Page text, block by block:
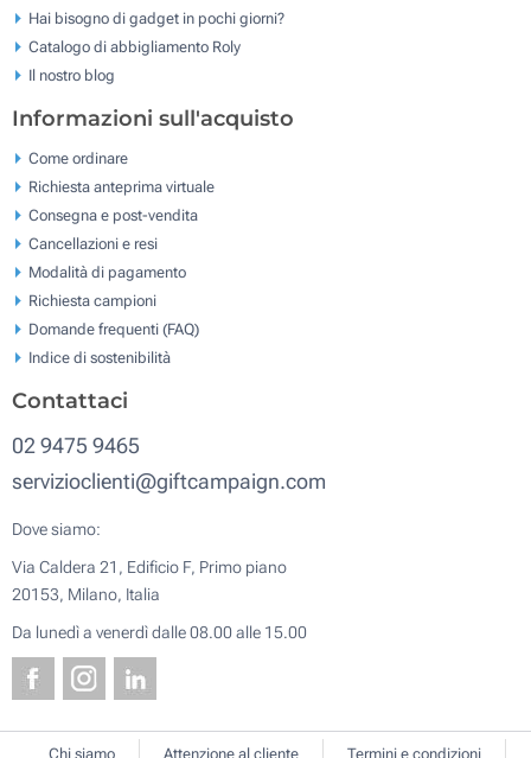
Hai bisogno di gadget in pochi giorni?
Catalogo di abbigliamento Roly
Il nostro blog
Informazioni sull'acquisto
Come ordinare
Richiesta anteprima virtuale
Consegna e post-vendita
Cancellazioni e resi
Modalità di pagamento
Richiesta campioni
Domande frequenti (FAQ)
Indice di sostenibilità
Contattaci
02 9475 9465
servizioclienti@giftcampaign.com
Dove siamo:
Via Caldera 21, Edificio F, Primo piano
20153, Milano, Italia
Da lunedì a venerdì dalle 08.00 alle 15.00
Chi siamo Attenzione al cliente Termini e condizioni